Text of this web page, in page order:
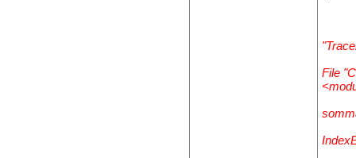
File